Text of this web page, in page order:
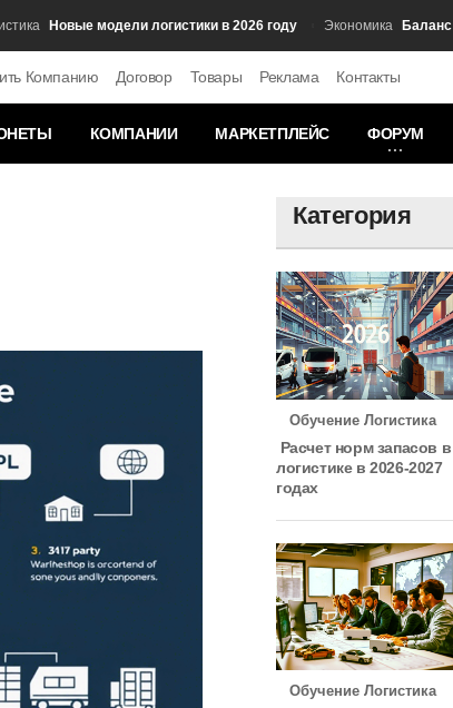
Новые модели логистики в 2026 году Экономика Баланс
Компанию Договор Товары Реклама Контакты
КОМПАНИИ МАРКЕТПЛЕЙС ФОРУМ
Категория
Обучение Логистика
Расчет норм запасов в
логистике в 2026-2027
годах
Обучение Логистика